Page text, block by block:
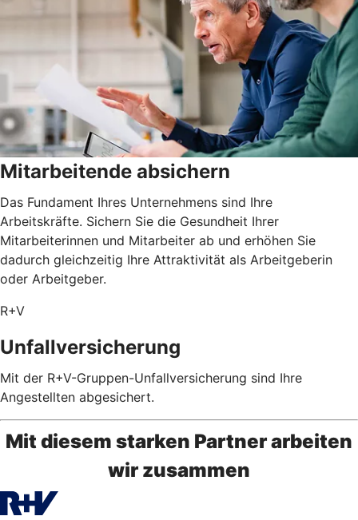
Mitarbeitende absichern
Das Fundament Ihres Unternehmens sind Ihre
Arbeitskräfte. Sichern Sie die Gesundheit Ihrer
Mitarbeiterinnen und Mitarbeiter ab und erhöhen Sie
dadurch gleichzeitig Ihre Attraktivität als Arbeitgeberin
oder Arbeitgeber.
R+V
Unfallversicherung
Mit der R+V-Gruppen-Unfallversicherung sind Ihre
Angestellten abgesichert.
Mit diesem starken Partner arbeiten
wir zusammen